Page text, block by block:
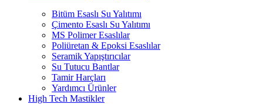
Bitüm Esaslı Su Yalıtımı
Çimento Esaslı Su Yalıtımı
MS Polimer Esaslılar
Poliüretan & Epoksi Esaslılar
Seramik Yapıştırıcılar
Su Tutucu Bantlar
Tamir Harçları
Yardımcı Ürünler
High Tech Mastikler